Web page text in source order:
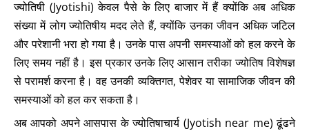
ज्योतिषी (Jyotishi) केवल पैसे के लिए बाजार में हैं क्योंकि अब अधिक
संख्या में लोग ज्योतिषीय मदद लेते हैं, क्योंकि उनका जीवन अधिक जटिल
और परेशानी भरा हो गया है। उनके पास अपनी समस्याओं को हल करने के
लिए समय नहीं है। इस प्रकार उनके लिए आसान तरीका ज्योतिष विशेषज्ञ
से परामर्श करना है। वह उनकी व्यक्तिगत, पेशेवर या सामाजिक जीवन की
समस्याओं को हल कर सकता है।
अब आपको अपने आसपास के ज्योतिषाचार्य (Jyotish near me) ढूंढने